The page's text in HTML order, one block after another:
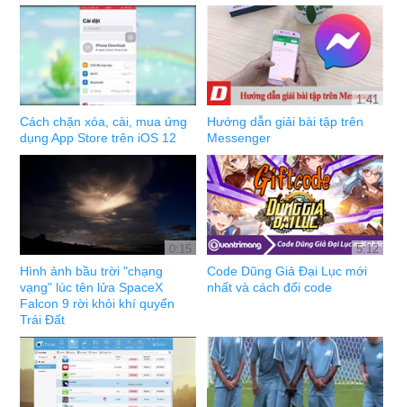
Cách chặn xóa, cài, mua ứng
dụng App Store trên iOS 12
1:41
Hướng dẫn giải bài tập trên
Messenger
0:15
Hình ảnh bầu trời "chạng
vạng" lúc tên lửa SpaceX
Falcon 9 rời khỏi khí quyển
Trái Đất
5:12
Code Dũng Giả Đại Lục mới
nhất và cách đổi code